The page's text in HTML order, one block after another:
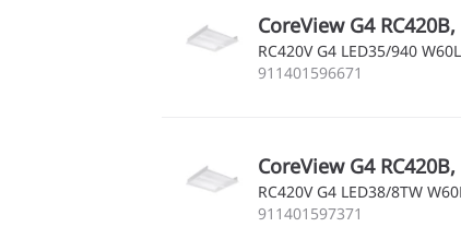
CoreView G4
RC420V G4 LED35/940
911401596671
CoreView G4
RC420V G4 LED38/8TW
911401597371